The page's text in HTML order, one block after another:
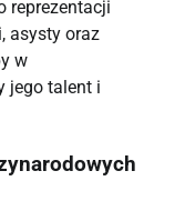
reprezentacji
asysty oraz
w
jego talent i